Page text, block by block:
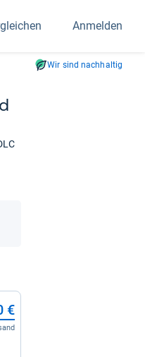
Anmelden
Wir sind nachhaltig
€